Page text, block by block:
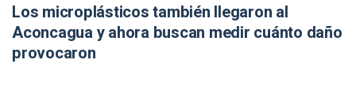
Los microplásticos también llegaron al
Aconcagua y ahora buscan medir cuánto daño
provocaron